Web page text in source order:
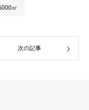
㎡
次の記事